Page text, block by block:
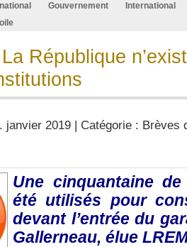
Gouvernement
International
République
janvier 2019 | Catégorie : Brèves
Une cinquantaine
été utilisés pour
devant l’entrée du
Gallerneau, élue